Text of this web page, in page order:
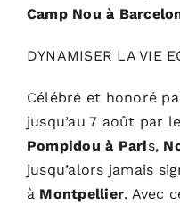
Camp Nou à
DYNAMISER LA VIE
Célébré et honoré
jusqu’au 7 août par le
Pompidou à Paris,
jusqu’alors jamais
à Montpellier. Avec